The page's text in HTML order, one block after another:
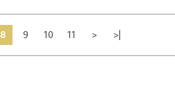
8 9 10 11 > >|